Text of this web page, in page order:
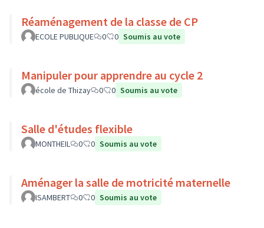
Réaménagement de la classe de CP
ECOLE PUBLIQUE 0 0 Soumis au vote
Manipuler pour apprendre au cycle 2
école de Thizay 0 0 Soumis au vote
Salle d'études flexible
MONTHEIL 0 0 Soumis au vote
Aménager la salle de motricité maternelle
ISAMBERT 0 0 Soumis au vote